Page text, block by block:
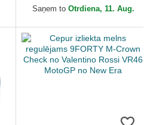
VR46 MotoGP no New Era
Saņem to Otrdiena, 11. Aug.